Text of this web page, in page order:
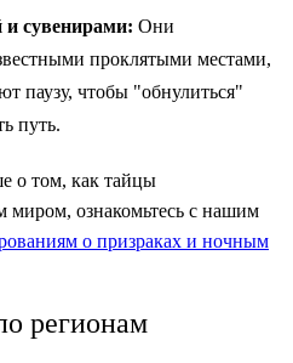
и сувенирами: Они
проклятыми местами,
паузу, чтобы "обнулиться"
путь.
о том, как тайцы
миром, ознакомьтесь с нашим
о призраках и ночным
регионам